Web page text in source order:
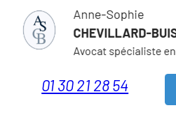
01 30 21 28 54
Panneau de gestion des cookies